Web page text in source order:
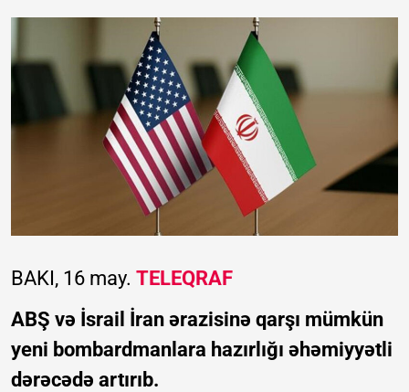
BAKI, 16 may. TELEQRAF
ABŞ və İsrail İran ərazisinə qarşı mümkün
yeni bombardmanlara hazırlığı əhəmiyyətli
dərəcədə artırıb.